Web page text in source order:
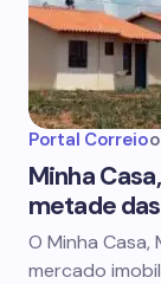
Portal Correio
Minha
metade
O Minha
mercado